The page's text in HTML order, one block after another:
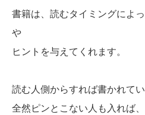
書籍は、読むタイミングによ
や
ヒントを与えてくれます。
読む人側からすれば書かれて
全然ピンとこない人も入れば